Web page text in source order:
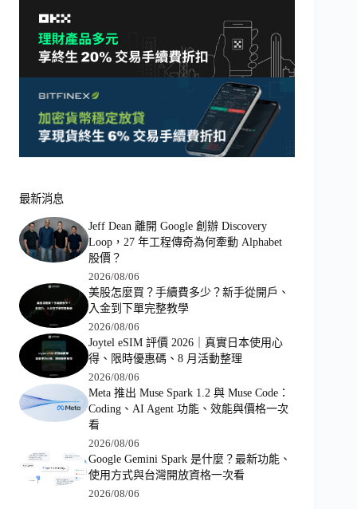
最新消息
Jeff Dean 離開 Google 創辦 Discovery
Loop，27 年工程傳奇為何牽動 Alphabet
股價？
2026/08/06
美股怎麼買？手續費多少？新手從開戶、
入金到下單完整教學
2026/08/06
Joytel eSIM 評價 2026｜真實日本使用心
得、限時優惠碼、8 月活動整理
2026/08/06
Meta 推出 Muse Spark 1.2 與 Muse Code：
Coding、AI Agent 功能、效能與價格一次
看
2026/08/06
Google Gemini Spark 是什麼？最新功能、
使用方式與台灣開放資格一次看
2026/08/06